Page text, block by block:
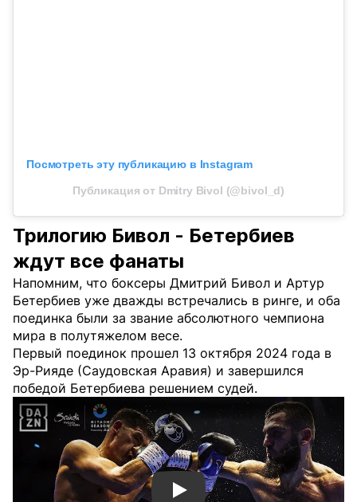
Посмотреть эту публикацию в Instagram
Публикация от Dmitry Bivol (@bivol_d)
Трилогию Бивол - Бетербиев
ждут все фанаты
Напомним, что боксеры Дмитрий Бивол и Артур
Бетербиев уже дважды встречались в ринге, и оба
поединка были за звание абсолютного чемпиона
мира в полутяжелом весе.
Первый поединок прошел 13 октября 2024 года в
Эр-Рияде (Саудовская Аравия) и завершился
победой Бетербиева решением судей.
Смотреть видео YouTube